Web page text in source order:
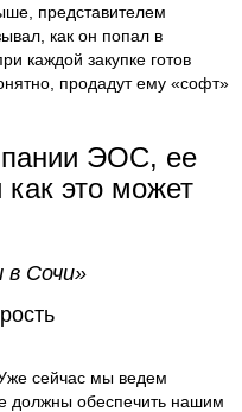
представителем
как он попал в
каждой закупке готов
продадут ему «софт»
ЭОС, ее
это может
в Сочи»
сейчас мы ведем
должны обеспечить нашим